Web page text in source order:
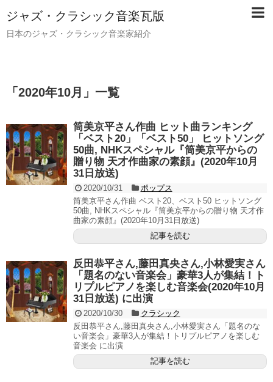
ジャズ・クラシック音楽瓦版
日本のジャズ・クラシック音楽家紹介
「 2020年10月 」 一覧
筒美京平さん作曲 ヒット曲ランキング
「ベスト20」「ベスト50」 ヒットソング
50曲, NHKスペシャル『筒美京平からの
贈り物 天才作曲家の素顔』(2020年10月
31日放送)
2020/10/31
ポップス
筒美京平さん作曲 ベスト20、ベスト50 ヒットソング
50曲, NHKスペシャル『筒美京平からの贈り物 天才作
曲家の素顔』(2020年10月31日放送)
記事を読む
反田恭平さん,藤田真央さん,小林愛実さん
「題名のない音楽会」豪華3人が集結！ト
リプルピアノを楽しむ音楽会(2020年10月
31日放送) に出演
2020/10/30
クラシック
反田恭平さん,藤田真央さん,小林愛実さん「題名のな
い音楽会」豪華3人が集結！トリプルピアノを楽しむ
音楽会 に出演
記事を読む